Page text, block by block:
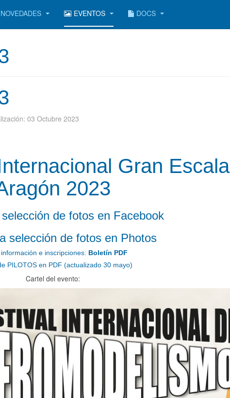
NOVEDADES EVENTOS DOCS
03 Octubre 2023
Gran Escala
2023
de fotos en Facebook
selección de fotos en Photos
e inscripciones: Boletín PDF
PILOTOS en PDF (actualizado 30 mayo)
Cartel del evento: